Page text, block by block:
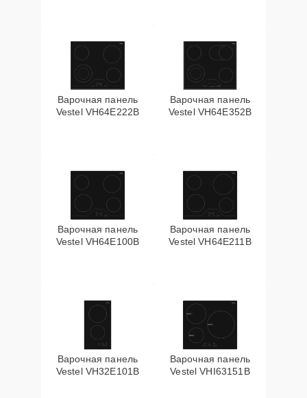
Варочная панель
Vestel VH64E222B
Варочная панель
Vestel VH64E352B
Варочная панель
Vestel VH64E100B
Варочная панель
Vestel VH64E211B
Варочная панель
Vestel VH32E101B
Варочная панель
Vestel VHI63151B